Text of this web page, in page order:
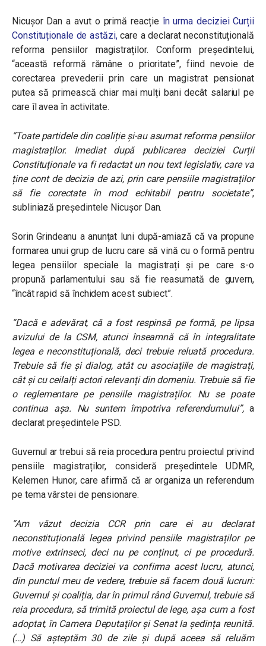
Nicușor Dan a avut o primă reacție în urma deciziei Curții
Constituționale de astăzi,care a declarat neconstituțională
reforma pensiilor magistraților. Conform președintelui,
“această reformă rămâne o prioritate”, fiind nevoie de
corectarea prevederii prin care unmagistrat pensionat
putea să primească chiar mai mulți bani decât salariul pe
care îl avea în activitate.
“Toate partidele din coaliție și-au asumat reforma pensiilor
magistraților. Imediat după publicarea deciziei Curții
Constituționale va fi redactat un nou text legislativ, care va
ține cont de decizia de azi, prin care pensiile magistraților
să fie corectate în mod echitabil pentru societate”,
subliniază președintele Nicușor Dan.
Sorin Grindeanu a anunțat luni după-amiază că va propune
formarea unui grup de lucrucare să vină cu o formă pentru
legea pensiilor speciale la magistrați și pe care s-o
propună parlamentului sau să fie reasumată de guvern,
“încât rapid să închidem acest subiect”.
“Dacă e adevărat, că a fost respinsă pe formă, pe lipsa
avizului de la CSM, atunci înseamnă că în integralitate
legea e neconstituțională, deci trebuie reluată procedura.
Trebuie să fie și dialog, atât cu asociațiile de magistrați,
cât și cu ceilalți actori relevanți din domeniu. Trebuie să fie
o reglementare pe pensiile magistraților. Nu se poate
continua așa. Nu suntem împotriva referendumului”,a
declarat președintele PSD.
Guvernul ar trebui să reia procedura pentru proiectul privind
pensiile magistraților, consideră președintele UDMR,
Kelemen Hunor, care afirmă că ar organiza un referendum
pe tema vârstei de pensionare.
“Am văzut decizia CCR prin care ei au declarat
neconstituțională legea privind pensiile magistraților pe
motive extrinseci, deci nu pe conținut, ci pe procedură.
Dacă motivarea deciziei va confirma acest lucru, atunci,
din punctul meu de vedere, trebuie să facem două lucruri:
Guvernul și coaliția, dar în primul rând Guvernul, trebuie să
reia procedura, să trimită proiectul de lege, așa cum a fost
adoptat, în Camera Deputaților și Senat la ședința reunită.
(…) Să așteptăm 30 de zile și după aceea să reluăm